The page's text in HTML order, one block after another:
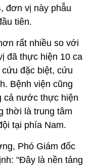
đơn vị này phẫu
tiên.
rất nhiều so với
đã thực hiện 10 ca
đặc biệt, cứu
Bệnh viện cũng
cả nước thực hiện
thời là trung tâm
tại phía Nam.
Phó Giám đốc
"Đây là nền tảng